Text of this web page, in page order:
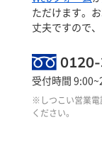
ただけます。
丈夫ですので
受付時間
※しつこい営業電
ください。